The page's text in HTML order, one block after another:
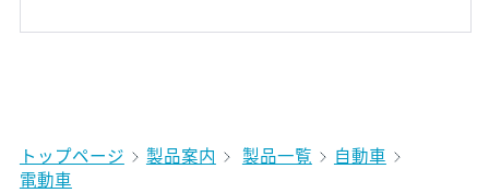
トップページ 製品案内 製品一覧
自動車
電動車